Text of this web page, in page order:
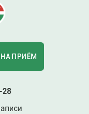
ПРИЁМ
28